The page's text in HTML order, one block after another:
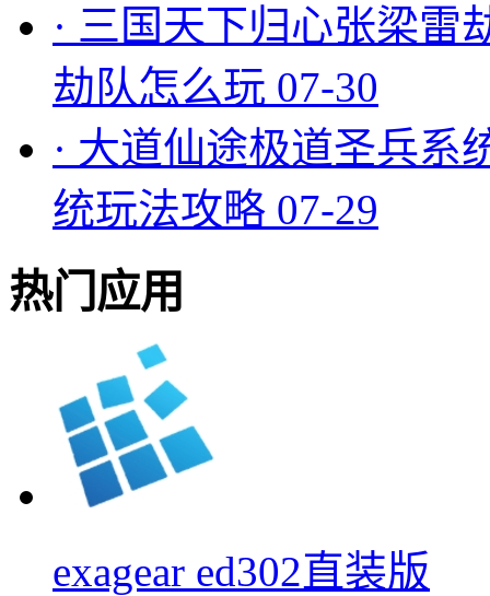
· 三国天下归心张梁雷
劫队怎么玩 07-30
· 大道仙途极道圣兵系
统玩法攻略 07-29
热门应用
exagear ed302直装版